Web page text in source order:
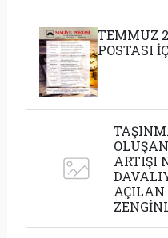
TEMMUZ
POSTASI
ARTIŞI
AÇILAN